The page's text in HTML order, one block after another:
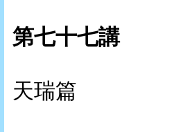
第七十七講
天瑞篇